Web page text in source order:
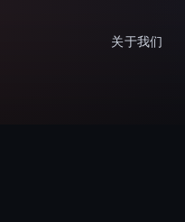
关于我们